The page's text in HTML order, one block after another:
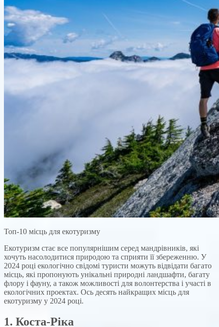
Топ-10 місць для екотуризму
Екотуризм стає все популярнішим серед мандрівників, які
хочуть насолодитися природою та сприяти її збереженню. У
2024 році екологічно свідомі туристи можуть відвідати багато
місць, які пропонують унікальні природні ландшафти, багату
флору і фауну, а також можливості для волонтерства і участі в
екологічних проектах. Ось десять найкращих місць для
екотуризму у 2024 році.
1. Коста-Ріка